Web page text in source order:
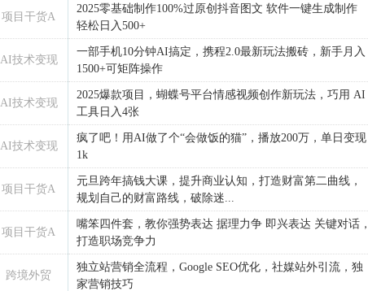
项目干货A
2025零基础制作100%过原创抖音图文 软件一键生成制作
轻松日入500+
AI技术变现
一部手机10分钟AI搞定，携程2.0最新玩法搬砖，新手月入
1500+可矩阵操作
AI技术变现
2025爆款项目，蝴蝶号平台情感视频创作新玩法，巧用 AI
工具日入4张
AI技术变现
疯了吧！用AI做了个“会做饭的猫”，播放200万，单日变现
1k
项目干货A
元旦跨年搞钱大课，提升商业认知，打造财富第二曲线，
规划自己的财富路线，破除迷...
项目干货A
嘴笨四件套，教你强势表达 据理力争 即兴表达 关键对话，
打造职场竞争力
跨境外贸
独立站营销全流程，Google SEO优化，社媒站外引流，独
家营销技巧